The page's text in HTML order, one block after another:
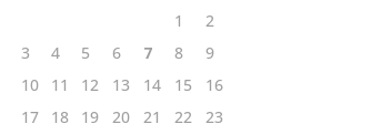
1
2
3
4 5 6 7 8
9
10
11 12 13 14 15
16
17
18 19 20 21 22
23